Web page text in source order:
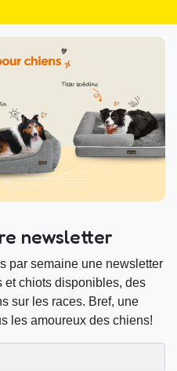
newsletter
par semaine une newsletter
chiots disponibles, des
sur les races. Bref, une
les amoureux des chiens!